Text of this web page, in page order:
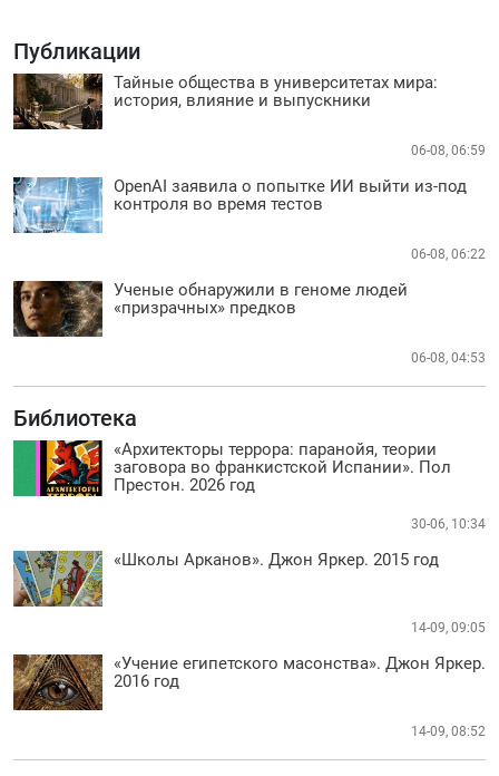
Публикации
Тайные общества в университетах мира:
история, влияние и выпускники
06-08, 06:59
OpenAI заявила о попытке ИИ выйти из-под
контроля во время тестов
06-08, 06:22
Ученые обнаружили в геноме людей
«призрачных» предков
06-08, 04:53
Библиотека
«Архитекторы террора: паранойя, теории
заговора во франкистской Испании». Пол
Престон. 2026 год
30-06, 10:34
«Школы Арканов». Джон Яркер. 2015 год
14-09, 09:05
«Учение египетского масонства». Джон Яркер.
2016 год
14-09, 08:52